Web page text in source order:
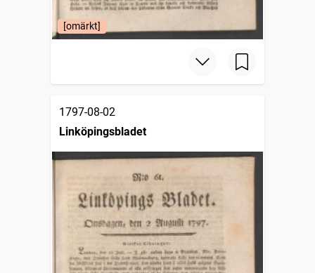
[omärkt]
1797-08-02
Linköpingsbladet